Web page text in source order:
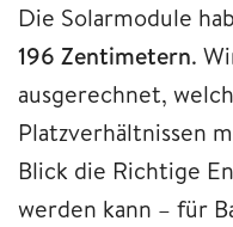
Die Solarmodule
196 Zentimetern.
ausgerechnet,
Platzverhältnissen
Blick die Richtige
werden kann – für